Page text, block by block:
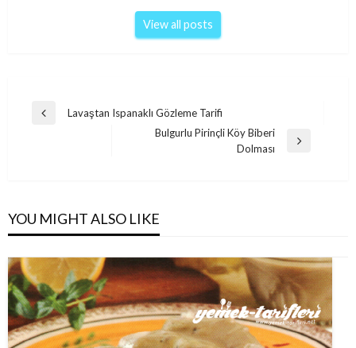
View all posts
Post
Previous
Lavaştan Ispanaklı Gözleme Tarifi
Bulgurlu Pirinçli Köy Biberi
Dolması
YOU MIGHT ALSO LIKE